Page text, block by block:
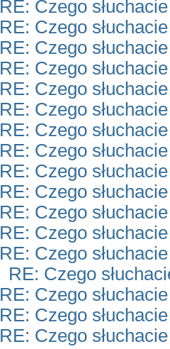
RE: Czego
RE: Czego
RE: Czego
RE: Czego
RE: Czego
RE: Czego
RE: Czego
RE: Czego
RE: Czego
RE: Czego
RE: Czego
RE: Czego
RE: Czego
RE: Czego
RE: Czego
RE: Czego
RE: Czego